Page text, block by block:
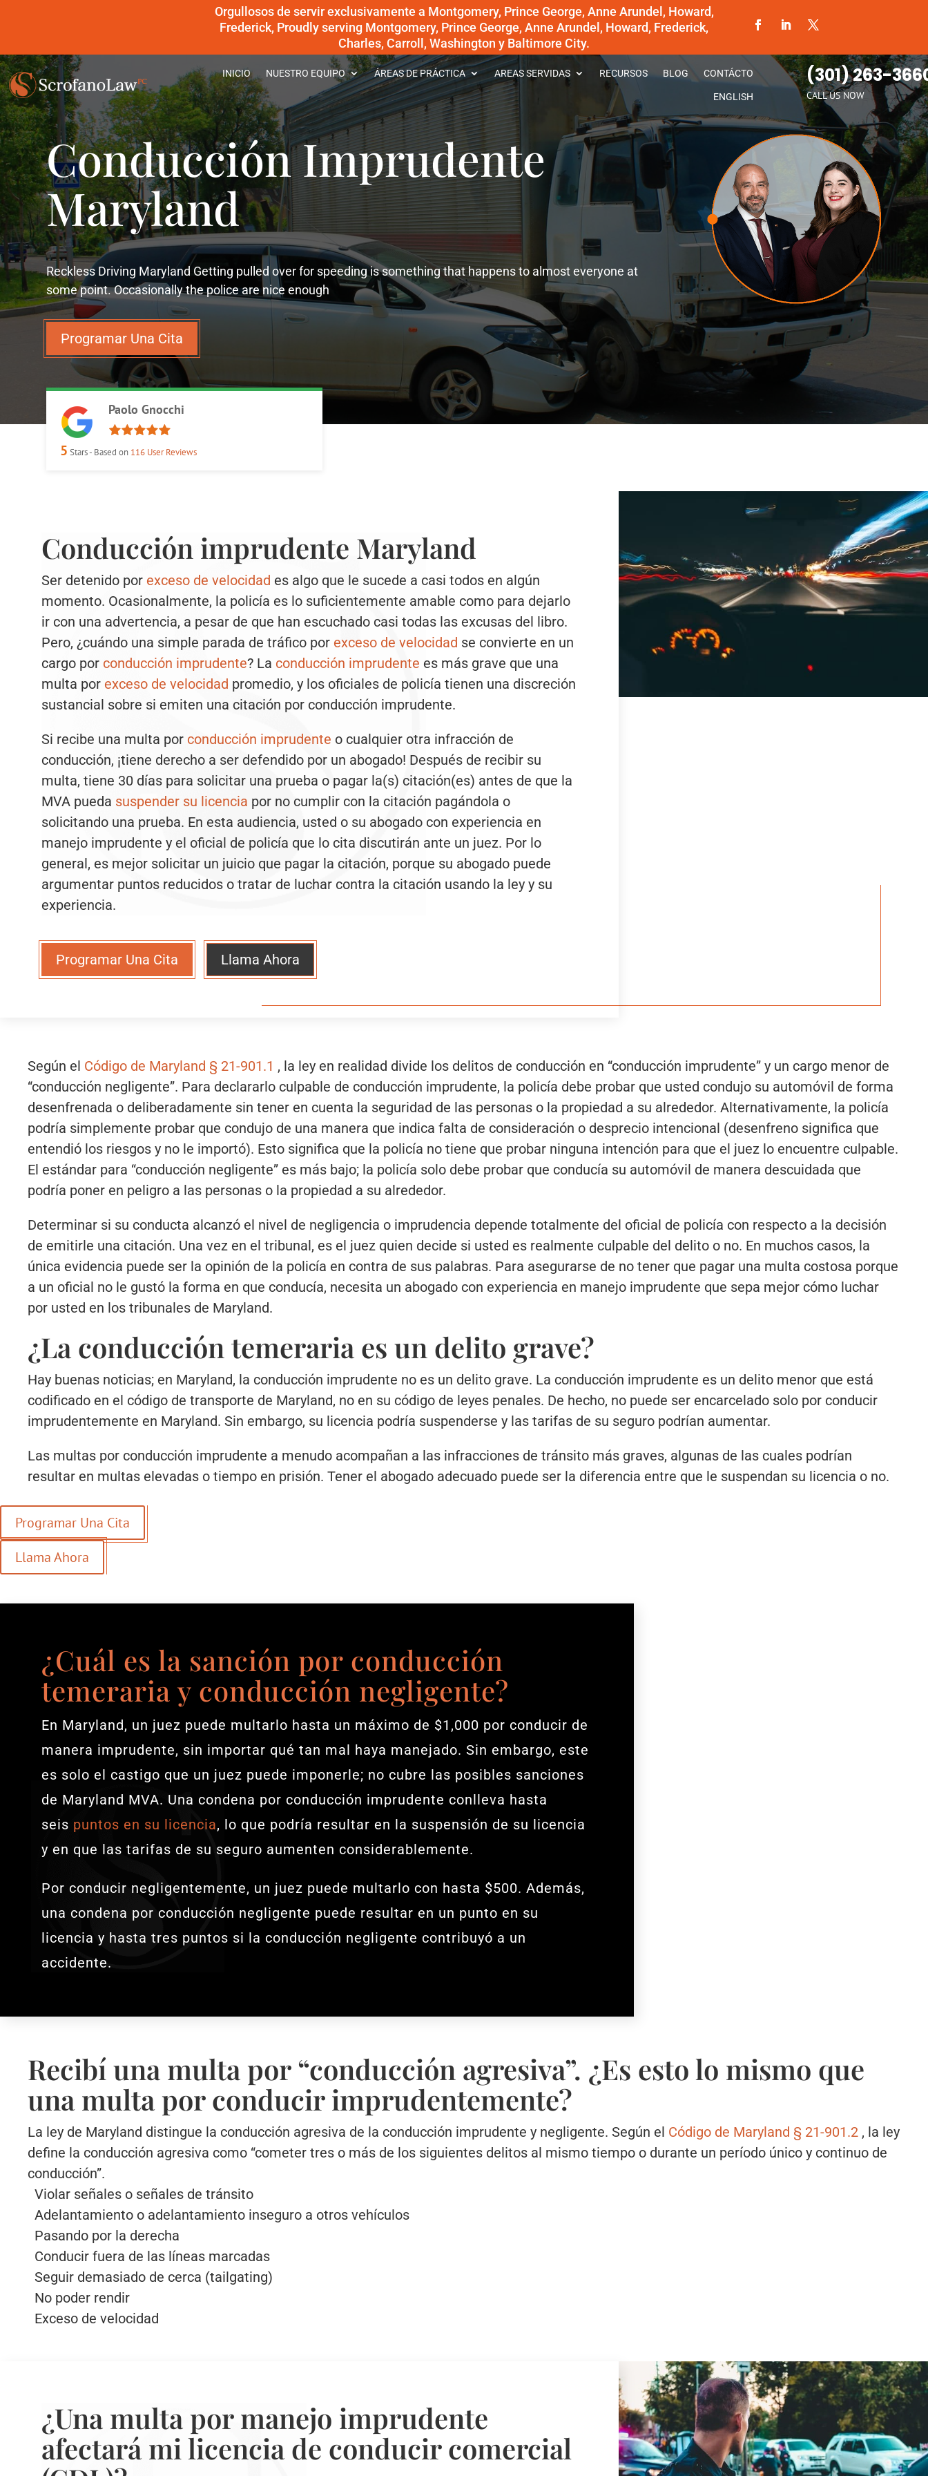
Orgullosos de servir exclusivamente a Montgomery, Prince George, Anne Arundel, Howard,
Frederick, Proudly serving Montgomery, Prince George, Anne Arundel, Howard, Frederick,
Charles, Carroll, Washington y Baltimore City.
INICIO NUESTRO EQUIPO ÁREAS DE PRÁCTICA AREAS SERVIDAS RECURSOS BLOG CONTÁCTO
ENGLISH
(301) 263-
CALL US NOW
Conducción Imprudente
Maryland
Reckless Driving Maryland Getting pulled over for speeding is something that happens to almost everyone at
some point. Occasionally the police are nice enough
Programar Una Cita
Paolo Gnocchi
5 Stars - Based on 116 User Reviews
Conducción imprudente Maryland
Ser detenido por exceso de velocidad es algo que le sucede a casi todos en algún
momento. Ocasionalmente, la policía es lo suficientemente amable como para dejarlo
ir con una advertencia, a pesar de que han escuchado casi todas las excusas del libro.
Pero, ¿cuándo una simple parada de tráfico por exceso de velocidad se convierte en un
cargo por conducción imprudente? La conducción imprudente es más grave que una
multa por exceso de velocidad promedio, y los oficiales de policía tienen una discreción
sustancial sobre si emiten una citación por conducción imprudente.
Si recibe una multa por conducción imprudente o cualquier otra infracción de
conducción, ¡tiene derecho a ser defendido por un abogado! Después de recibir su
multa, tiene 30 días para solicitar una prueba o pagar la(s) citación(es) antes de que la
MVA pueda suspender su licencia por no cumplir con la citación pagándola o
solicitando una prueba. En esta audiencia, usted o su abogado con experiencia en
manejo imprudente y el oficial de policía que lo cita discutirán ante un juez. Por lo
general, es mejor solicitar un juicio que pagar la citación, porque su abogado puede
argumentar puntos reducidos o tratar de luchar contra la citación usando la ley y su
experiencia.
Programar Una Cita Llama Ahora
Según el Código de Maryland § 21-901.1 , la ley en realidad divide los delitos de conducción en “conducción imprudente” y un cargo menor de
“conducción negligente”. Para declararlo culpable de conducción imprudente, la policía debe probar que usted condujo su automóvil de forma
desenfrenada o deliberadamente sin tener en cuenta la seguridad de las personas o la propiedad a su alrededor. Alternativamente, la policía
podría simplemente probar que condujo de una manera que indica falta de consideración o desprecio intencional (desenfreno significa que
entendió los riesgos y no le importó). Esto significa que la policía no tiene que probar ninguna intención para que el juez lo encuentre culpable.
El estándar para “conducción negligente” es más bajo; la policía solo debe probar que conducía su automóvil de manera descuidada que
podría poner en peligro a las personas o la propiedad a su alrededor.
Determinar si su conducta alcanzó el nivel de negligencia o imprudencia depende totalmente del oficial de policía con respecto a la decisión
de emitirle una citación. Una vez en el tribunal, es el juez quien decide si usted es realmente culpable del delito o no. En muchos casos, la
única evidencia puede ser la opinión de la policía en contra de sus palabras. Para asegurarse de no tener que pagar una multa costosa porque
a un oficial no le gustó la forma en que conducía, necesita un abogado con experiencia en manejo imprudente que sepa mejor cómo luchar
por usted en los tribunales de Maryland.
¿La conducción temeraria es un delito grave?
Hay buenas noticias; en Maryland, la conducción imprudente no es un delito grave. La conducción imprudente es un delito menor que está
codificado en el código de transporte de Maryland, no en su código de leyes penales. De hecho, no puede ser encarcelado solo por conducir
imprudentemente en Maryland. Sin embargo, su licencia podría suspenderse y las tarifas de su seguro podrían aumentar.
Las multas por conducción imprudente a menudo acompañan a las infracciones de tránsito más graves, algunas de las cuales podrían
resultar en multas elevadas o tiempo en prisión. Tener el abogado adecuado puede ser la diferencia entre que le suspendan su licencia o no.
Programar Una Cita
Llama Ahora
¿Cuál es la sanción por conducción
temeraria y conducción negligente?
En Maryland, un juez puede multarlo hasta un máximo de $1,000 por conducir de
manera imprudente, sin importar qué tan mal haya manejado. Sin embargo, este
es solo el castigo que un juez puede imponerle; no cubre las posibles sanciones
de Maryland MVA. Una condena por conducción imprudente conlleva hasta
seis puntos en su licencia, lo que podría resultar en la suspensión de su licencia
y en que las tarifas de su seguro aumenten considerablemente.
Por conducir negligentemente, un juez puede multarlo con hasta $500. Además,
una condena por conducción negligente puede resultar en un punto en su
licencia y hasta tres puntos si la conducción negligente contribuyó a un
accidente.
Recibí una multa por “conducción agresiva”. ¿Es esto lo mismo que
una multa por conducir imprudentemente?
La ley de Maryland distingue la conducción agresiva de la conducción imprudente y negligente. Según el Código de Maryland § 21-901.2 , la ley
define la conducción agresiva como “cometer tres o más de los siguientes delitos al mismo tiempo o durante un período único y continuo de
conducción”.
Violar señales o señales de tránsito
Adelantamiento o adelantamiento inseguro a otros vehículos
Pasando por la derecha
Conducir fuera de las líneas marcadas
Seguir demasiado de cerca (tailgating)
No poder rendir
Exceso de velocidad
¿Una multa por manejo imprudente
afectará mi licencia de conducir comercial